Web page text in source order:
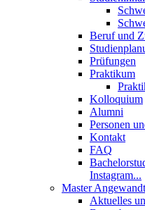
Beruf und
Prüfungen
Praktikum
Kolloquium
Alumni
Personen
Kontakt
FAQ
Instagram...
Master
Aktuelles